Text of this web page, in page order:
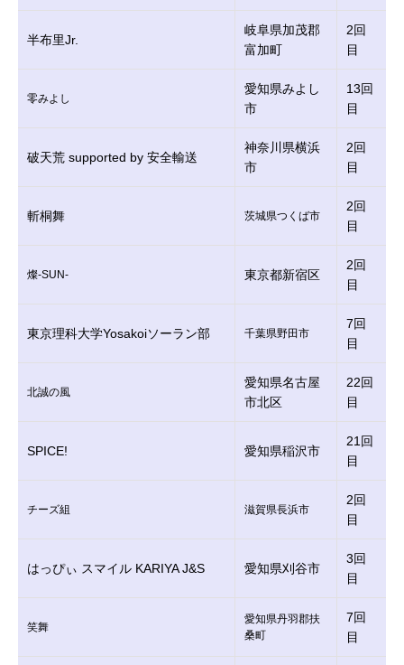
半布里Jr.
岐阜県加茂郡
富加町
2回
目
零みよし
愛知県みよし
市
13回
目
破天荒 supported by 安全輸送
神奈川県横浜
市
2回
目
斬桐舞 茨城県つくば市
2回
目
燦-SUN- 東京都新宿区
2回
目
東京理科大学Yosakoiソーラン部 千葉県野田市
7回
目
北誠の風
愛知県名古屋
市北区
22回
目
SPICE! 愛知県稲沢市
21回
目
チーズ組 滋賀県長浜市
2回
目
はっぴぃ スマイル KARIYA J&S 愛知県刈谷市
3回
目
笑舞
愛知県丹羽郡扶
桑町
7回
目